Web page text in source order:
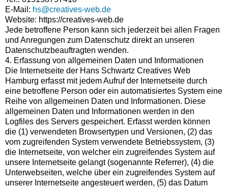
E-Mail: hs@creatives-web.de
Website: https://creatives-web.de
Jede betroffene Person kann sich jederzeit bei allen Fragen
und Anregungen zum Datenschutz direkt an unseren
Datenschutzbeauftragten wenden.
4. Erfassung von allgemeinen Daten und Informationen
Die Internetseite der Hans Schwartz Creatives Web
Hamburg erfasst mit jedem Aufruf der Internetseite durch
eine betroffene Person oder ein automatisiertes System eine
Reihe von allgemeinen Daten und Informationen. Diese
allgemeinen Daten und Informationen werden in den
Logfiles des Servers gespeichert. Erfasst werden können
die (1) verwendeten Browsertypen und Versionen, (2) das
vom zugreifenden System verwendete Betriebssystem, (3)
die Internetseite, von welcher ein zugreifendes System auf
unsere Internetseite gelangt (sogenannte Referrer), (4) die
Unterwebseiten, welche über ein zugreifendes System auf
unserer Internetseite angesteuert werden, (5) das Datum